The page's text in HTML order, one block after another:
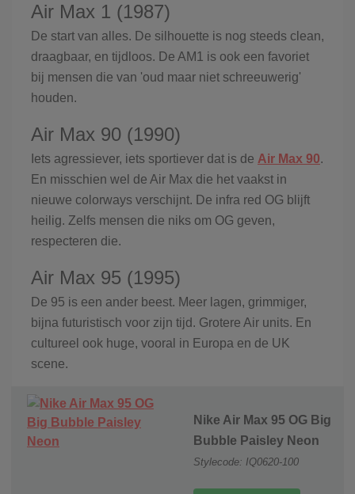
Air Max 1 (1987)
De start van alles. De silhouette is nog steeds clean,
draagbaar, en tijdloos. De AM1 is ook een favoriet
bij mensen die van 'oud maar niet schreeuwerig'
houden.
Air Max 90 (1990)
Iets agressiever, iets sportiever dat is de Air Max 90.
En misschien wel de Air Max die het vaakst in
nieuwe colorways verschijnt. De infra red OG blijft
heilig. Zelfs mensen die niks om OG geven,
respecteren die.
Air Max 95 (1995)
De 95 is een ander beest. Meer lagen, grimmiger,
bijna futuristisch voor zijn tijd. Grotere Air units. En
cultureel ook huge, vooral in Europa en de UK
scene.
Nike Air Max 95 OG Big
Bubble Paisley Neon
Stylecode: IQ0620-100